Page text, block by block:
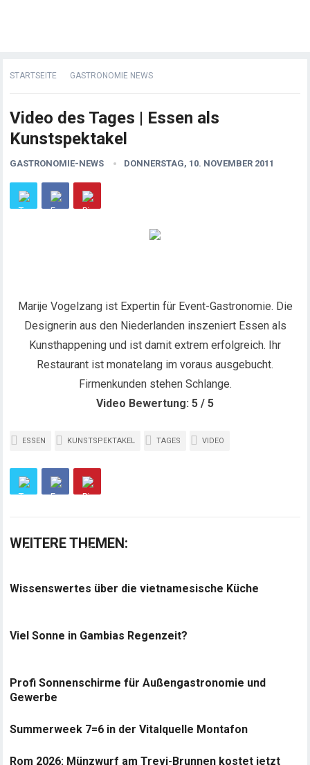
STARTSEITE GASTRONOMIE NEWS
Video des Tages | Essen als
Kunstspektakel
GASTRONOMIE-NEWS DONNERSTAG, 10. NOVEMBER 2011
Marije Vogelzang ist Expertin für Event-Gastronomie. Die
Designerin aus den Niederlanden inszeniert Essen als
Kunsthappening und ist damit extrem erfolgreich. Ihr
Restaurant ist monatelang im voraus ausgebucht.
Firmenkunden stehen Schlange.
Video Bewertung: 5 / 5
ESSEN KUNSTSPEKTAKEL TAGES VIDEO
WEITERE THEMEN:
Wissenswertes über die vietnamesische Küche
Viel Sonne in Gambias Regenzeit?
Profi Sonnenschirme für Außengastronomie und
Gewerbe
Summerweek 7=6 in der Vitalquelle Montafon
Rom 2026: Münzwurf am Trevi-Brunnen kostet jetzt